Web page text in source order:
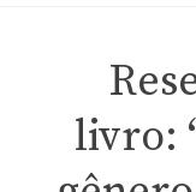
livro: